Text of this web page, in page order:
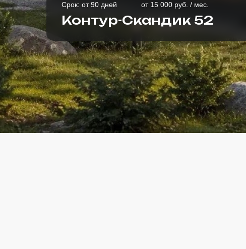
Контур-Скандик 52
Срок: от 90 дней от 15 000 руб. / мес.